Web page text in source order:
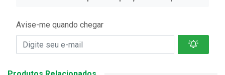
Avise-me quando chegar